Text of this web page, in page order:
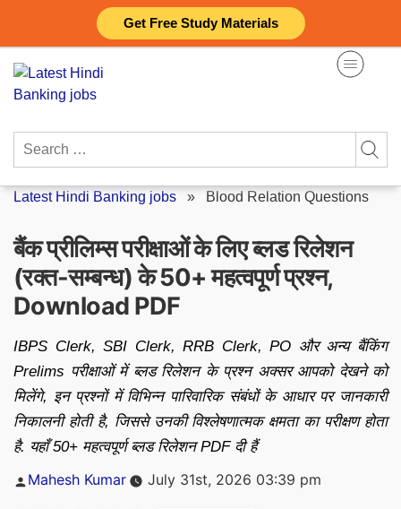
Get Free Study Materials
content
Search
Latest Hindi Banking jobs » Blood Relation Questions
बैंक प्रीलिम्स परीक्षाओं के लिए ब्लड रिलेशन
(रक्त-सम्बन्ध) के 50+ महत्वपूर्ण प्रश्न,
Download PDF
IBPS Clerk, SBI Clerk, RRB Clerk, PO और अन्य बैंकिंग
Prelims परीक्षाओं में ब्लड रिलेशन के प्रश्न अक्सर आपको देखने को
मिलेंगे, इन प्रश्नों में विभिन्न पारिवारिक संबंधों के आधार पर जानकारी
निकालनी होती है, जिससे उनकी विश्लेषणात्मक क्षमता का परीक्षण होता
है. यहाँ 50+ महत्वपूर्ण ब्लड रिलेशन PDF दी हैं
Posted
Mahesh Kumar July 31st, 2026 03:39 pm